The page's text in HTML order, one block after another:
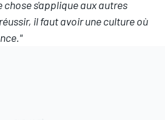
s'applique aux autres
il faut avoir une culture où